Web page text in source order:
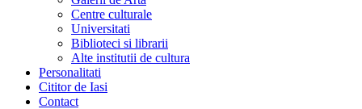
Centre culturale
Universitati
Biblioteci si librarii
Alte institutii de cultura
Personalitati
Cititor de Iasi
Contact